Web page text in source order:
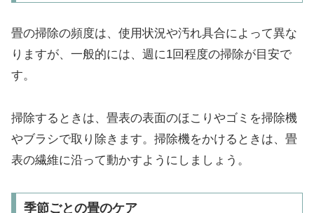
畳の掃除の頻度は、使用状況や汚れ具合によって異な
りますが、一般的には、週に1回程度の掃除が目安で
す。
掃除するときは、畳表の表面のほこりやゴミを掃除機
やブラシで取り除きます。掃除機をかけるときは、畳
表の繊維に沿って動かすようにしましょう。
季節ごとの畳のケア